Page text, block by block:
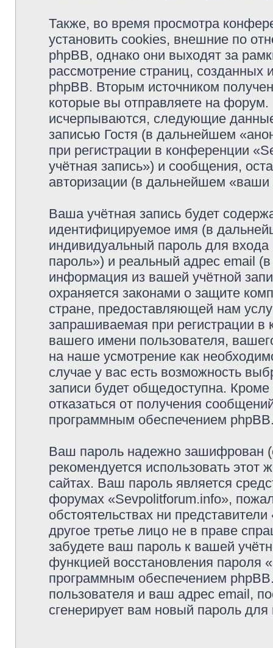
Также, во время просмотра
установить cookies, внешние по
phpBB, однако они выходят за
рассмотрение страниц,
phpBB. Вторым источником
которые вы отправляете на
исчерпываются, следующие
записью Гостя (в дальнейшем
при регистрации в конференции
учётная запись») и сообщения,
авторизации (в дальнейшем
Ваша учётная запись будет
идентифицируемое имя (в
индивидуальный пароль для
пароль») и реальный адрес email
информация из вашей учётной
охраняется законами о защите
стране, предоставляющей нам
запрашиваемая при регистрации
вашего имени пользователя,
на наше усмотрение как
случае у вас есть возможность
записи будет общедоступна. Кроме
отказаться от получения
программным обеспечением
Ваш пароль надежно зашифрован
рекомендуется использовать этот
сайтах. Ваш пароль является
форумах «Sevpolitforum.info»,
обстоятельствах ни
другое третье лицо не в праве
забудете ваш пароль к вашей
функцией восстановления пароля
программным обеспечением
пользователя и ваш адрес email,
сгенерирует вам новый пароль